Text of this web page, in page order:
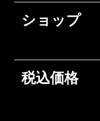
ショップ
税込価格